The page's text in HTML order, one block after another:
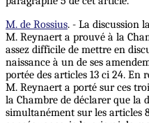
M. de Rossius. - La discussion
M. Reynaert a prouvé à la
assez difficile de mettre en
naissance à un de ses
portée des articles 13 ci 24.
M. Reynaert a porté sur ces
la Chambre de déclarer que la
simultanément sur les articles